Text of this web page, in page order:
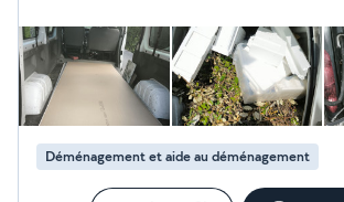
Déménagement et aide au déménagement